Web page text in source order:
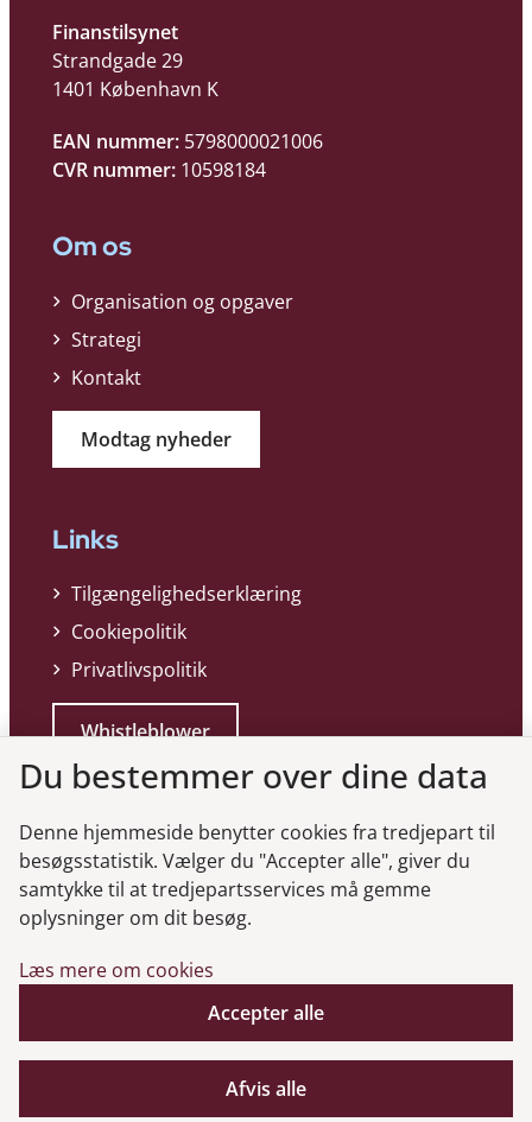
Finanstilsynet
Strandgade 29
1401 København K
EAN nummer: 5798000021006
CVR nummer: 10598184
Om os
Organisation og opgaver
Strategi
Kontakt
Modtag nyheder
Links
Tilgængelighedserklæring
Cookiepolitik
Privatlivspolitik
Whistleblower
Genveje
Gå til virksomhedsregisteret
Gå til selskabsmeddelelser
Du bestemmer over dine data
Denne hjemmeside benytter cookies fra tredjepart til
besøgsstatistik. Vælger du "Accepter alle", giver du
samtykke til at tredjepartsservices må gemme
oplysninger om dit besøg.
Læs mere om cookies
Accepter alle
Afvis alle